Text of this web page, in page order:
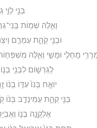
בְּנֵ֖י
וְאֵ֛לֶּה שְׁמ֥וֹת
וּבְנֵ֖י קְהָ֑ת עַמְרָ֣ם
מַחְלִ֣י וּמֻשִׁ֑י וְאֵ֛לֶּה מִשְׁפְּח֥וֹת
לְֽגֵרְשׁ֑וֹם לִבְנִ֥י
יוֹאָ֤ח בְּנוֹ֙ עִדּ֣וֹ בְנ֔וֹ
בְּנֵ֖י קְהָ֑ת עַמִּינָדָ֣ב בְּנ֔וֹ
אֶלְקָנָ֥ה בְנ֛וֹ